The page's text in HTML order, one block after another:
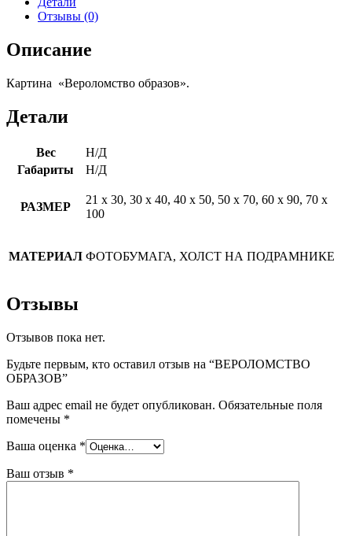
Отзывы (0)
Описание
Картина «Вероломство образов».
Детали
Вес
Н/Д
Габариты
Н/Д
РАЗМЕР
21 х 30, 30 х 40, 40 х 50, 50 х 70, 60 х 90, 70 х
100
МАТЕРИАЛ ФОТОБУМАГА, ХОЛСТ НА ПОДРАМНИКЕ
Отзывы
Отзывов пока нет.
Будьте первым, кто оставил отзыв на “ВЕРОЛОМСТВО
ОБРАЗОВ”
Ваш адрес email не будет опубликован. Обязательные поля
помечены *
Ваша оценка *
Ваш отзыв *